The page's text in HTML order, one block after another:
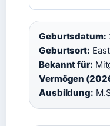
Geburtsdatum:
Geburtsort:
Bekannt für:
Vermögen
Ausbildung: